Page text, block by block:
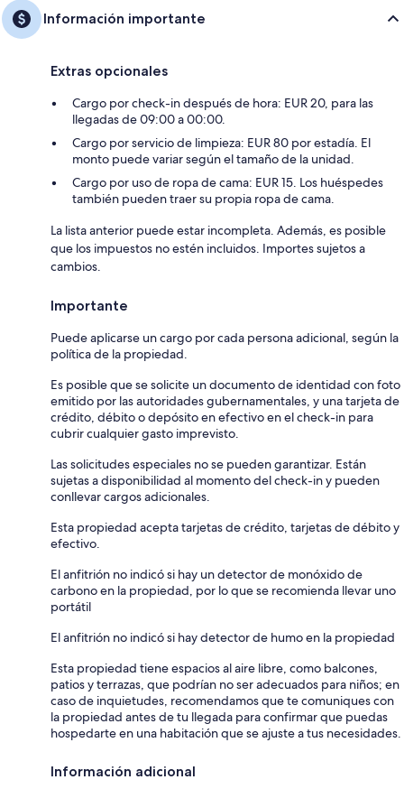
Información importante
Extras opcionales
Cargo por check-in después de hora: EUR 20, para las
llegadas de 09:00 a 00:00.
Cargo por servicio de limpieza: EUR 80 por estadía. El
monto puede variar según el tamaño de la unidad.
Cargo por uso de ropa de cama: EUR 15. Los huéspedes
también pueden traer su propia ropa de cama.
La lista anterior puede estar incompleta. Además, es posible
que los impuestos no estén incluidos. Importes sujetos a
cambios.
Importante
Puede aplicarse un cargo por cada persona adicional, según la
política de la propiedad.
Es posible que se solicite un documento de identidad con foto
emitido por las autoridades gubernamentales, y una tarjeta de
crédito, débito o depósito en efectivo en el check-in para
cubrir cualquier gasto imprevisto.
Las solicitudes especiales no se pueden garantizar. Están
sujetas a disponibilidad al momento del check-in y pueden
conllevar cargos adicionales.
Esta propiedad acepta tarjetas de crédito, tarjetas de débito y
efectivo.
El anfitrión no indicó si hay un detector de monóxido de
carbono en la propiedad, por lo que se recomienda llevar uno
portátil
El anfitrión no indicó si hay detector de humo en la propiedad
Esta propiedad tiene espacios al aire libre, como balcones,
patios y terrazas, que podrían no ser adecuados para niños; en
caso de inquietudes, recomendamos que te comuniques con
la propiedad antes de tu llegada para confirmar que puedas
hospedarte en una habitación que se ajuste a tus necesidades.
Información adicional